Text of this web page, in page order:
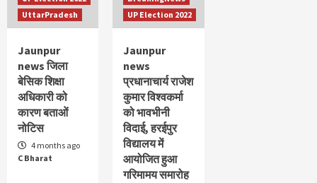
4
दो की मौत 10 घायल
5
UttarPradesh
JAUNPUR NEWS श्रद्धालुओं से भरी पिकअप पलटी 9 घायल
,4 गम्भीर ,रेफर
UttarPradesh
Jaunpur
news जिला
बेसिक शिक्षा
अधिकारी को
कारण बताओं
नोटिस
4 months ago
C Bharat
UP Election 2022
Jaunpur
news
प्रधानाचार्य राजेश
कुमार विश्वकर्मा
को भावभीनी
विदाई, हरईपुर
विद्यालय में
आयोजित हुआ
गरिमामय समारोह